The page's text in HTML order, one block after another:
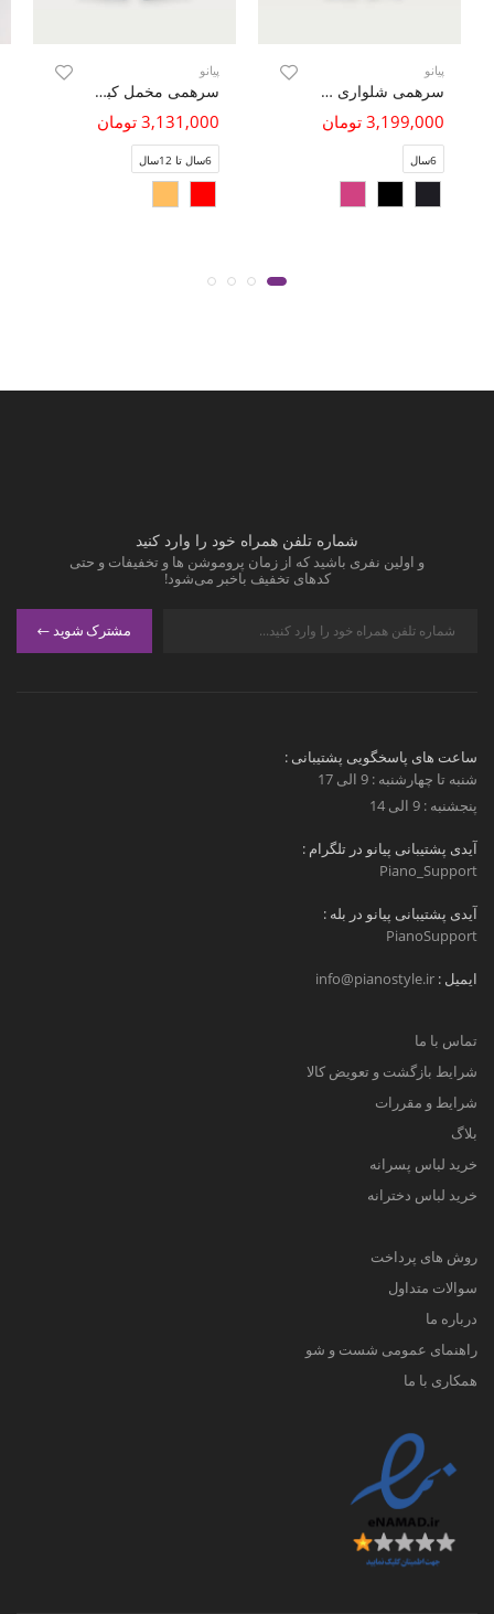
پیانو
سرهمی شلواری مخمل کبریتی
3,199,000 تومان
6سال
پیانو
سرهمی مخمل کبریتی تاری پودی
3,131,000 تومان
6سال تا 12سال
شماره تلفن همراه خود را وارد کنید
و اولین نفری باشید که از زمان پروموشن ها و تخفیفات و حتی
کدهای تخفیف باخبر می‌شود!
مشترک شوید
ساعت های پاسخگویی پشتیبانی :
شنبه تا چهارشنبه : 9 الی 17
پنجشنبه : 9 الی 14
آیدی پشتیبانی پیانو در تلگرام :
Piano_Support
آیدی پشتیبانی پیانو در بله :
PianoSupport
ایمیل : info@pianostyle.ir
تماس با ما
شرایط بازگشت و تعویض کالا
شرایط و مقررات
بلاگ
خرید لباس پسرانه
خرید لباس دخترانه
روش های پرداخت
سوالات متداول
درباره ما
راهنمای عمومی شست و شو
همکاری با ما